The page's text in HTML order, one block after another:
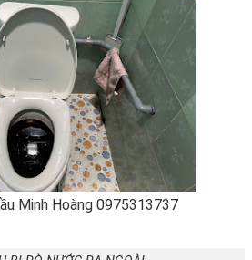
Minh Hoàng 0975313737